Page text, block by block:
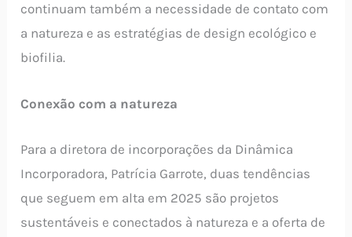
continuam também a necessidade de contato com
a natureza e as estratégias de design ecológico e
biofilia.
Conexão com a natureza
Para a diretora de incorporações da Dinâmica
Incorporadora, Patrícia Garrote, duas tendências
que seguem em alta em 2025 são projetos
sustentáveis e conectados à natureza e a oferta de